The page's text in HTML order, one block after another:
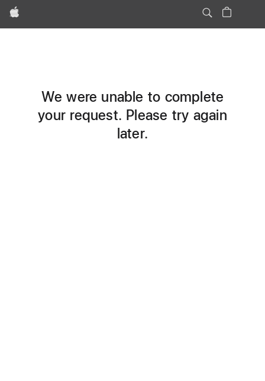
Apple
We were unable to complete
your request. Please try again
later.